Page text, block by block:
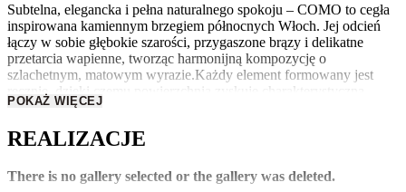
Subtelna, elegancka i pełna naturalnego spokoju – COMO to cegła
inspirowana kamiennym brzegiem północnych Włoch. Jej odcień
łączy w sobie głębokie szarości, przygaszone brązy i delikatne
przetarcia wapienne, tworząc harmonijną kompozycję o
szlachetnym, matowym wyrazie.Każdy element formowany jest
ręcznie, dzięki czemu powierzchnia zyskuje charakterystyczną
nieregularność i autentyczny rys tradycyjnego rzemiosła. COMO
elegancka prostota – od nowoczesnych wnętrz po rustykalne
Występuje w wersjach limitowanych, jako cegła pełna oraz płytka
ceglana i narożnikowa.PRODUKT LIMITOWANY
POKAŻ WIĘCEJ
REALIZACJE
There is no gallery selected or the gallery was deleted.